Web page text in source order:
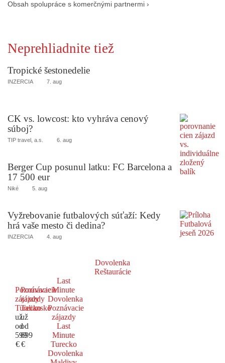
Obsah spolupráce s komerčnými partnermi ›
Neprehliadnite tiež
Tropické šestonedelie
INZERCIA 7. aug
CK vs. lowcost: kto vyhráva cenový
súboj?
TIP travel, a.s. 6. aug
Berger Cup posunul latku: FC Barcelona a
17 500 eur
Niké 5. aug
Vyžrebovanie futbalových súťaží: Kedy
hrá vaše mesto či dedina?
INZERCIA 4. aug
Dovolenka
Reštaurácie
Poznávacie
zájazdy
Turecko
už
od
599
€
Poznávacie
zájazdy
Taliansko
už
od
699
€
Last
Minute
Dovolenka
Poznávacie
zájazdy
Last
Minute
Turecko
Dovolenka